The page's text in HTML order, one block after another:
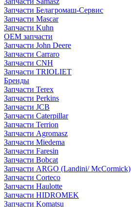
Запчасти Белагромаш-Сервис
Запчасти Mascar
Запчасти Kuhn
OEM запчасти
Запчасти John Deere
Запчасти Carraro
Запчасти CNH
Запчасти TRIOLIET
Бренды
Запчасти Terex
Запчасти Perkins
Запчасти JCB
Запчасти Caterpillar
Запчасти Terrion
Запчасти Agromasz
Запчасти Miedema
Запчасти Faresin
Запчасти Bobcat
Запчасти ARGO (Landini/ McCormick)
Запчасти Corteco
Запчасти Haulotte
Запчасти HIDROMEK
Запчасти Komatsu